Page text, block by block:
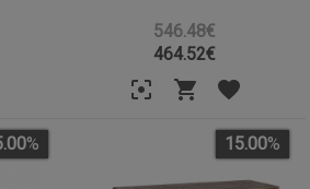
546.48€
464.52€
% 15.00%